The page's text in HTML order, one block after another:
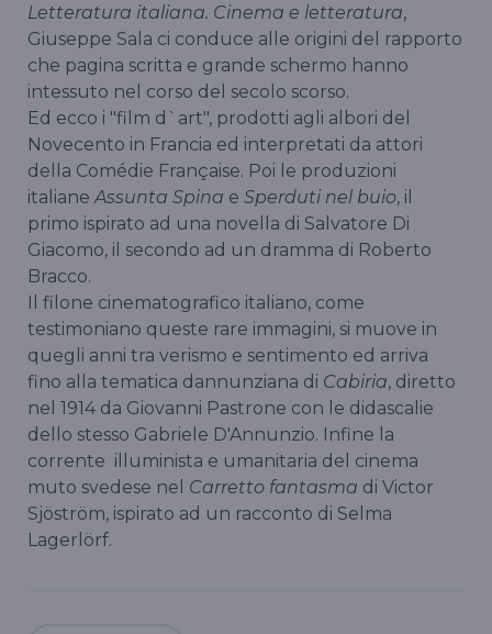
Letteratura italiana. Cinema e letteratura,
Giuseppe Sala ci conduce alle origini del rapporto
che pagina scritta e grande schermo hanno
intessuto nel corso del secolo scorso.
Ed ecco i "film d`art", prodotti agli albori del
Novecento in Francia ed interpretati da attori
della Comédie Française. Poi le produzioni
italianeAssunta Spina e Sperduti nel buio, il
primo ispirato ad una novella di Salvatore Di
Giacomo, il secondo ad un dramma di Roberto
Bracco.
Il filone cinematografico italiano, come
testimoniano queste rare immagini, si muove in
quegli anni tra verismo e sentimento ed arriva
fino alla tematica dannunziana di Cabiria, diretto
nel 1914 da Giovanni Pastrone con le didascalie
dello stesso Gabriele D'Annunzio. Infine la
corrente illuminista e umanitaria del cinema
muto svedese nel Carretto fantasma di Victor
Sjöström, ispirato ad un racconto di Selma
Lagerlörf.